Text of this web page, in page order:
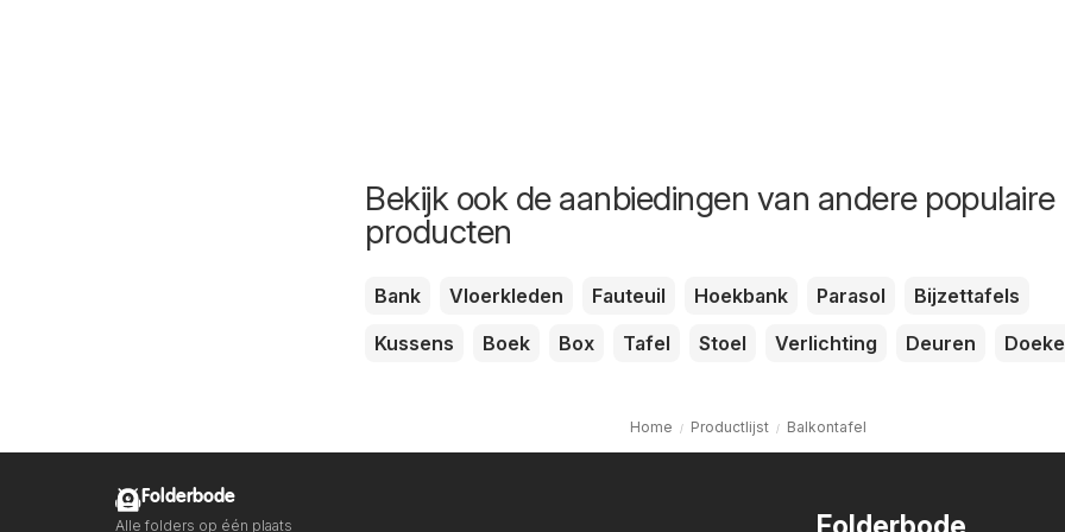
Bekijk ook de aanbiedingen van andere populaire
producten
Bank Vloerkleden Fauteuil Hoekbank Parasol
Bijzettafels
Kussens
Boek Box Tafel Stoel Verlichting Deuren
Home Productlijst Balkontafel
Folderbode
Alle folders op één plaats